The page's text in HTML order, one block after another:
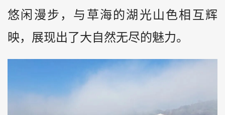
悠闲漫步，与草海的湖光山色相互辉
映，展现出了大自然无尽的魅力。